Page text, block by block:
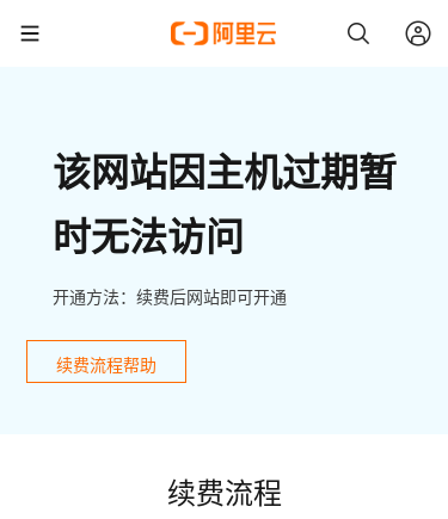
该网站因主机过期暂
时无法访问
开通方法：续费后网站即可开通
续费流程帮助
续费流程